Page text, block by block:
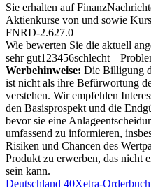
Sie erhalten auf
Aktienkurse von und sowie
FNRD-2.627.0
Wie bewerten Sie die aktuell
sehr gut1 23456schlecht
Werbehinweise: Die Billigung
ist nicht als ihre Befürwortung
verstehen. Wir empfehlen
den Basisprospekt und die
bevor sie eine
umfassend zu informieren,
Risiken und Chancen des
Produkt zu erwerben, das nicht
sein kann.
Deutschland 40Xetra-Orderbuch